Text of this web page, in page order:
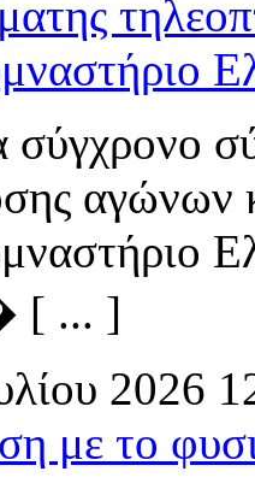
αγώνων
[ ... ]
2026
με το